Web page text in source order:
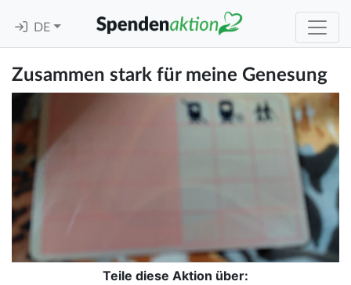
DE
Zusammen stark für meine Genesung
Teile diese Aktion über: